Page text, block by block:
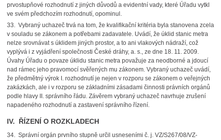
prvostupňové rozhodnutí z jiných důvodů a evidentní vady, které Úřadu vytkl
ve svém předchozím rozhodnutí, opominul.
33. Vybraný uchazeč trvá na tom, že kvalifikační kritéria byla stanovena zcela
v souladu se zákonem a potřebami zadavatele. Uvádí, že úklid stanic metra
nelze srovnávat s úklidem jiných prostor, a to ani vlakových nádraží, což
vyplývá i z vyjádření společnosti České dráhy, а. s., ze dne 18. 11. 2009.
Úvahy Úřadu o povaze úklidu stanic metra považuje za neodborné a jdoucí
nad rámec jeho pravomocí svěřených mu zákonem. Vybraný uchazeč uvádí,
že předmětný výrok I. rozhodnutí je nejen v rozporu se zákonem o veřejných
zakázkách, ale i v rozporu se základními zásadami činnosti právních orgánů
podle hlavy II. správního řádu. Závěrem vybraný uchazeč navrhuje zrušení
napadeného rozhodnutí a zastavení správního řízení.
IV. ŘÍZENÍ O ROZKLADECH
34. Správní orgán prvního stupně určil usneseními č. j. VZ/S267/08/VZ-